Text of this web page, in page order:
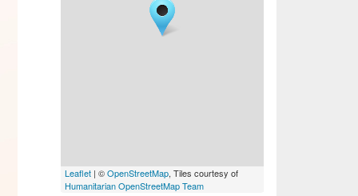
Leaflet| ©OpenStreetMap, Tiles courtesy of
Humanitarian OpenStreetMap Team